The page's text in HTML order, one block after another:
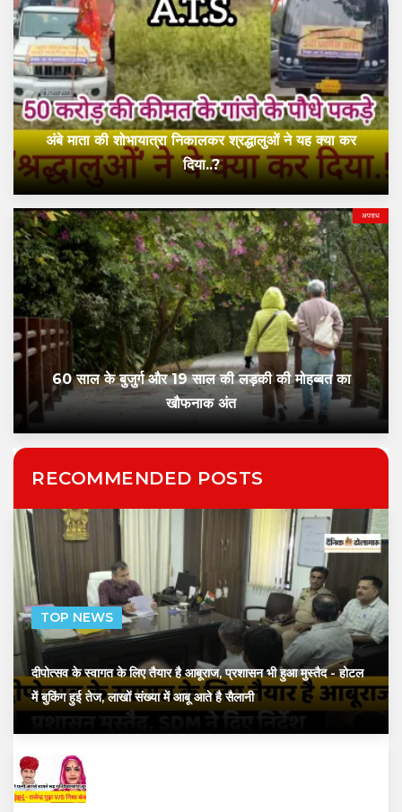
अंबे माता की शोभायात्रा निकालकर श्रद्धालुओं ने यह क्या कर
दिया..?
अपराध
60 साल के बुजुर्ग और 19 साल की लड़की की मोहब्बत का
खौफनाक अंत
RECOMMENDED POSTS
TOP NEWS
दीपोत्सव के स्वागत के लिए तैयार है आबूराज, प्रशासन भी हुआ मुस्तैद- होटल
में बुकिंग हुई तेज, लाखों संख्या में आबू आते है सैलानी